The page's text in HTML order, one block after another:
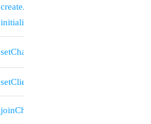
createAgoraRtcEngine
initialize
setChannelProfile
setClientRole
joinChannel